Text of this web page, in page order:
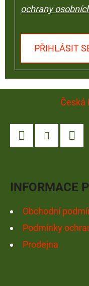
ochrany
PŘIHLÁSIT
Česká
INFORMACE
Obchodní
Podmínky
Prodejna